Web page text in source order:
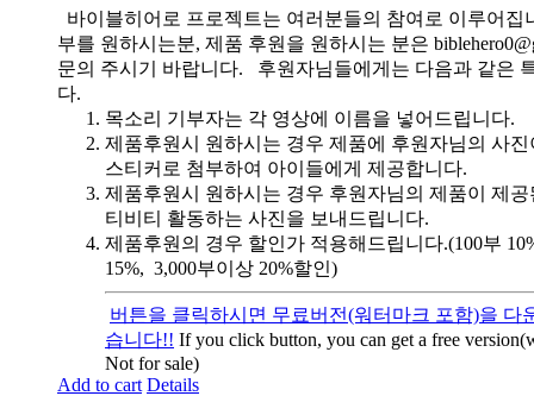
바이블히어로 프로젝트는 여러분들의 참여로 이루어집
부를 원하시는분, 제품 후원을 원하시는 분은
문의 주시기 바랍니다. 후원자님들에게는 다음과 같은
다.
목소리 기부자는 각 영상에 이름을 넣어드립니다.
제품후원시 원하시는 경우 제품에 후원자님의 사
스티커로 첨부하여 아이들에게 제공합니다.
제품후원시 원하시는 경우 후원자님의 제품이 제
티비티 활동하는 사진을 보내드립니다.
제품후원의 경우 할인가 적용해드립니다.(100부
15%, 3,000부이상 20%할인)
버튼을 클릭하시면 무료버전(워터마크 포함)을 다
습니다!! If you click button, you can get a free
Not for sale)
Add to cart Details